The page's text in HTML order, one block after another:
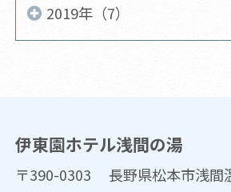
2019年（7）
伊東園ホテル浅間の湯
〒390-0303 長野県松本市浅間